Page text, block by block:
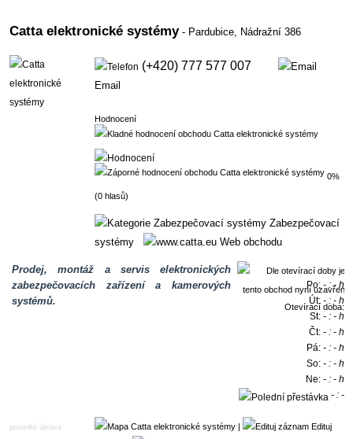
Catta elektronické systémy- Pardubice, Nádražní 386
(+420) 777 577 007
Email
Hodnocení
0%
(0 hlasů)
Zabezpečovací
systémy
Web obchodu
Prodej, montáž a servis elektronických
zabezpečovacích zařízení a kamerových
systémů.
Otevírací doba:
Po:- : - h
Út:- : - h
St:- : - h
Čt:- : - h
Pá:- : - h
So:- : - h
Ne:- : - h
- : -
poslední úprava |
Edituj